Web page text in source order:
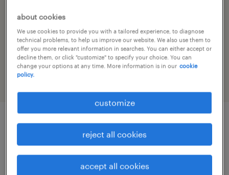
job category
engineering
Voor een grote speler in de voedingssector
about cookies
We use cookies to provide you with a tailored experience, to diagnose
technical problems, to help us improve our website. We also use them to
offer you more relevant information in searches. You can either accept or
decline them, or click "customize" to specify your choice. You can
change your options at any time. More information is in our cookie
policy.
customize
reject all cookies
accept all cookies